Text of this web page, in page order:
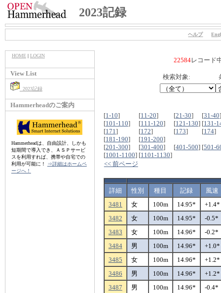
2023記録
ヘルプ
HOME| LOGIN
View List
2023記録
Hammerheadのご案内
Hammerheadは、自由設計、しかも
短期間で導入でき、ＡＳＰサービ
スを利用すれば、携帯や自宅での
利用が可能に！
⇒詳細はホームペ
ージへ！
22584レコード
検索対象:
[1-10] [11-20] [21-30] [31-40
[101-110] [111-120] [121-130] [131-
[171] [172] [173] [174]
[181-190] [191-200]
[201-300] [301-400] [401-500] [501-
[1001-1100] [1101-1130]
<< 前ページ
詳細 性別 種目 記録
風速
3481
女 100m 14.95*
+1.4*
3482
女 100m 14.95*
-0.5*
3483
女 100m 14.96*
-0.2*
3484
男 100m 14.96*
+1.0*
3485
女 100m 14.96*
+1.2*
3486
男 100m 14.96*
+1.2*
3487
男 100m 14.96*
-0.4*